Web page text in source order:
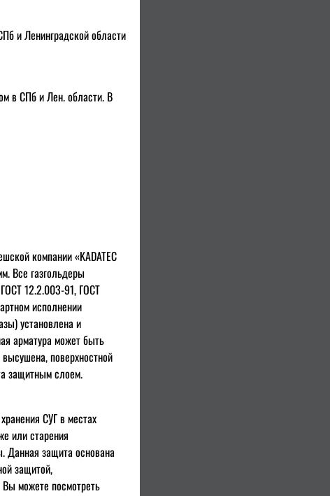
и Ленинградской области
в СПб и Лен. области. В
компании «KADATEC
Все газгольдеры
12.2.003-91, ГОСТ
исполнении
установлена и
арматура может быть
поверхностной
защитным слоем.
СУГ в местах
или старения
Данная защита основана
защитой,
можете посмотреть